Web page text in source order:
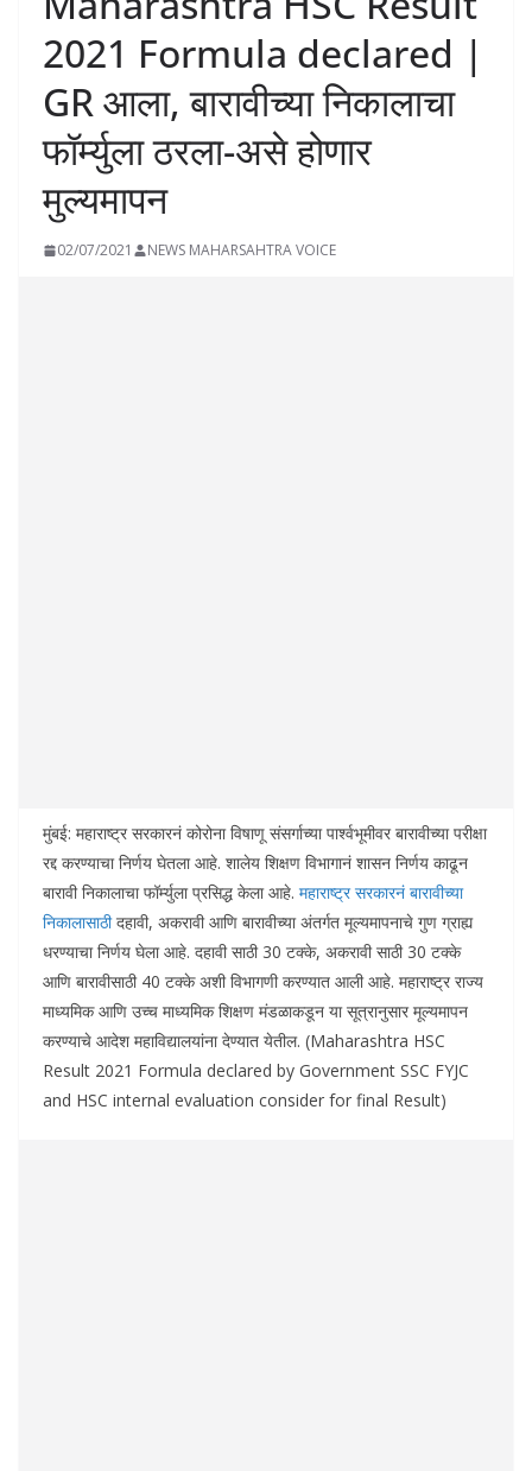
2021 Formula declared |
GR आला, बारावीच्या निकालाचा
फॉर्म्युला ठरला-असे होणार
मुल्यमापन
02/07/2021 NEWS MAHARSAHTRA VOICE
मुंबई: महाराष्ट्र सरकारनं कोरोना विषाणू संसर्गाच्या पार्श्वभूमीवर बारावीच्या परीक्षा
रद्द करण्याचा निर्णय घेतला आहे. शालेय शिक्षण विभागानं शासन निर्णय काढून
बारावी निकालाचा फॉर्म्युला प्रसिद्ध केला आहे. महाराष्ट्र सरकारनं बारावीच्या
निकालासाठीदहावी, अकरावी आणि बारावीच्या अंतर्गत मूल्यमापनाचे गुण ग्राह्य
धरण्याचा निर्णय घेला आहे. दहावी साठी 30 टक्के, अकरावी साठी 30 टक्के
आणि बारावीसाठी 40 टक्के अशी विभागणी करण्यात आली आहे. महाराष्ट्र राज्य
माध्यमिक आणि उच्च माध्यमिक शिक्षण मंडळाकडून या सूत्रानुसार मूल्यमापन
करण्याचे आदेश महाविद्यालयांना देण्यात येतील. (Maharashtra HSC
Result 2021 Formula declared by Government SSC FYJC
and HSC internal evaluation consider for final Result)